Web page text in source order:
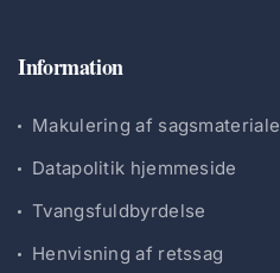
Information
Makulering af sagsmateriale
Datapolitik hjemmeside
Tvangsfuldbyrdelse
Henvisning af retssag